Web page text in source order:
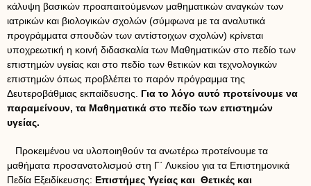
κάλυψη βασικών προαπαιτούμενων μαθηματικών αναγκών των
ιατρικών και βιολογικών σχολών (σύμφωνα με τα αναλυτικά
προγράμματα σπουδών των αντίστοιχων σχολών) κρίνεται
υποχρεωτική η κοινή διδασκαλία των Μαθηματικών στο πεδίο των
επιστημών υγείας και στο πεδίο των θετικών και τεχνολογικών
επιστημών όπως προβλέπει το παρόν πρόγραμμα της
Δευτεροβάθμιας εκπαίδευσης. Για το λόγο αυτό προτείνουμε να
παραμείνουν, τα Μαθηματικά στο πεδίο των επιστημών
υγείας.
Προκειμένου να υλοποιηθούν τα ανωτέρω προτείνουμε τα
μαθήματα προσανατολισμού στη Γ΄ Λυκείου για τα Επιστημονικά
Πεδία Εξειδίκευσης: Επιστήμες Υγείας και Θετικές και